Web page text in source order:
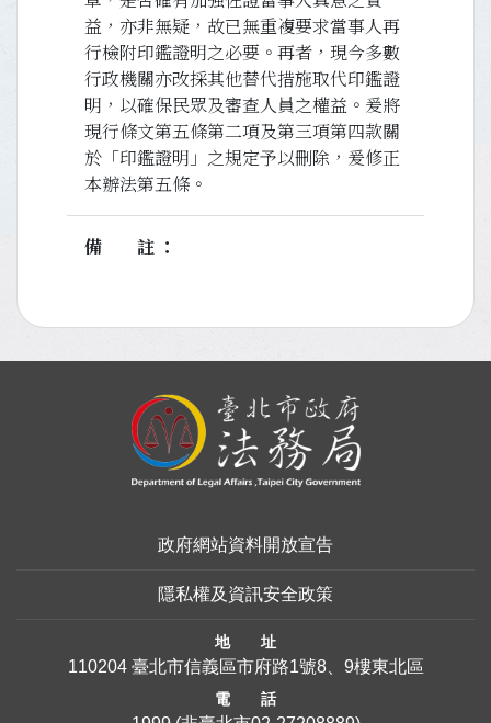
益，亦非無疑，故已無重複要求當事人再
行檢附印鑑證明之必要。再者，現今多數
行政機關亦改採其他替代措施取代印鑑證
明，以確保民眾及審查人員之權益。爰將
現行條文第五條第二項及第三項第四款關
於「印鑑證明」之規定予以刪除，爰修正
本辦法第五條。
備註
政府網站資料開放宣告
隱私權及資訊安全政策
地 址
110204 臺北市信義區市府路1號8、9樓東北區
電 話